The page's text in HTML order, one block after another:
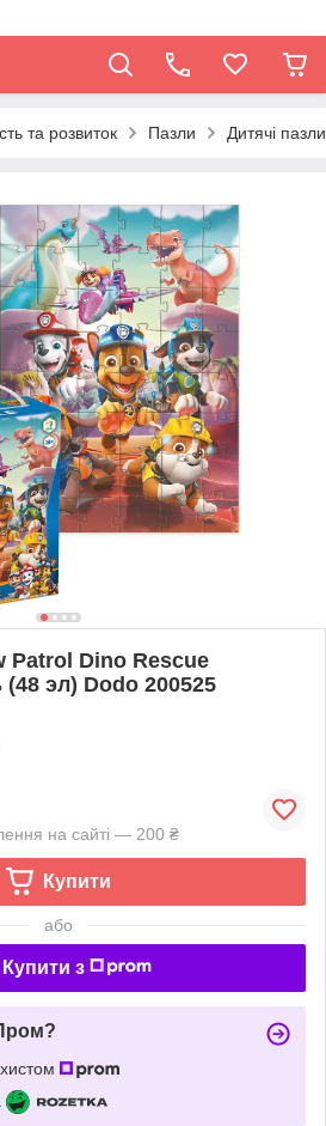
та розвиток Пазли Дитячі пазли
Patrol Dino Rescue
эл) Dodo 200525
на сайті — 200 ₴
Купити
або
Купити з